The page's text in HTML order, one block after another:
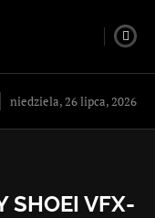
niedziela, 26 lipca, 2026
SHOEI VFX-